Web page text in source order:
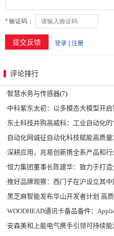
评论排行
·智慧水务与传感器(7)
·中科紫东太初：以多模态大模型开
·东土科技并购高威科：工业自动化
· 自动化网诚征自动化科技赋能高质
·深耕应用，兆易创新携全系产品和
·恒力集团董事长陈建华：致力于打造全球行业标杆，为国家的经济
·推好品牌观察：西门子在沪设立其中
·黑芝麻智能发布华山开发者计划 高
·WOODHEAD通讯卡备品备件：Applicom
·安森美和上能电气携手引领可持续能源应用的发展 两家公司合作